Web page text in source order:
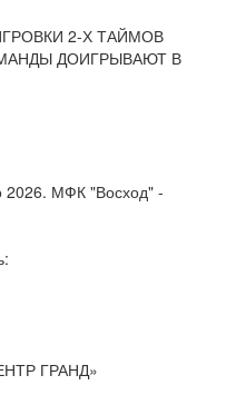
2-Х ТАЙМОВ
ДОИГРЫВАЮТ В
2026. МФК "Восход" -
ГРАНД»